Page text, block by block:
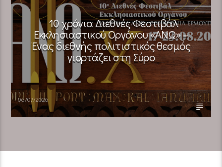
10 χρόνια Διεθνές Φεστιβάλ
Εκκλησιαστικού Οργάνου «ΑΝΩ» –
Ένας διεθνής πολιτιστικός θεσμός
γιορτάζει στη Σύρο​
06/07/2026